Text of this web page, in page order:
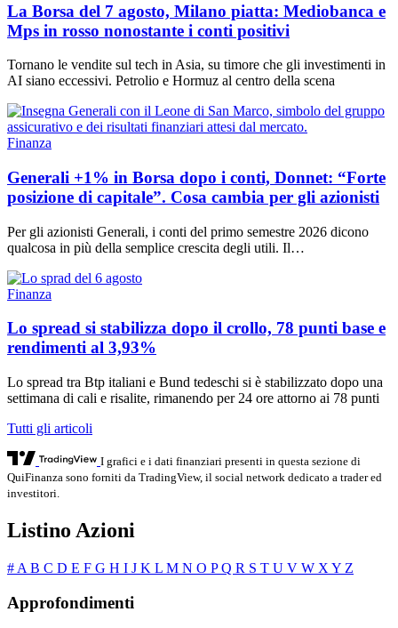
La Borsa del 7 agosto, Milano piatta: Mediobanca e
Mps in rosso nonostante i conti positivi
Tornano le vendite sul tech in Asia, su timore che gli investimenti in
AI siano eccessivi. Petrolio e Hormuz al centro della scena
Finanza
Generali +1% in Borsa dopo i conti, Donnet: “Forte
posizione di capitale”. Cosa cambia per gli azionisti
Per gli azionisti Generali, i conti del primo semestre 2026 dicono
qualcosa in più della semplice crescita degli utili. Il…
Finanza
Lo spread si stabilizza dopo il crollo, 78 punti base e
rendimenti al 3,93%
Lo spread tra Btp italiani e Bund tedeschi si è stabilizzato dopo una
settimana di cali e risalite, rimanendo per 24 ore attorno ai 78 punti
Tutti gli articoli
I grafici e i dati finanziari presenti in questa sezione di
QuiFinanza sono forniti da TradingView, il social network dedicato a trader ed
investitori.
Listino Azioni
# A B C D E F G H I J K L M N O PQ R S T U V W X Y Z
Approfondimenti